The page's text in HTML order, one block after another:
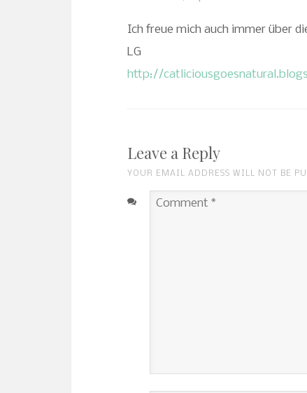
Ich freue mich auch immer über
LG
http://
Leave a Reply
YOUR EMAIL ADDRESS WILL NOT BE
Comment